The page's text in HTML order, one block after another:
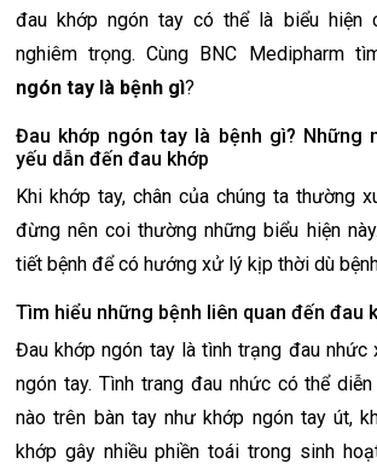
đau khớp ngón tay có thể là biểu hiện
nghiêm trọng. Cùng BNC Medipharm
ngón tay là bệnh gì?
Đau khớp ngón tay là bệnh gì? Những
yếu dẫn đến đau khớp
Khi khớp tay, chân của chúng ta thường
đừng nên coi thường những biểu hiện
tiết bệnh để có hướng xử lý kịp thời dù
Tìm hiểu những bệnh liên quan đến đau
Đau khớp ngón tay là tình trạng đau nhức
ngón tay. Tình trang đau nhức có thể
nào trên bàn tay như khớp ngón tay út,
khớp gây nhiều phiền toái trong sinh